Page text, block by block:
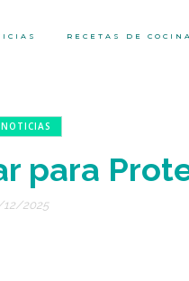
RECETAS DE COCINA
para
2025